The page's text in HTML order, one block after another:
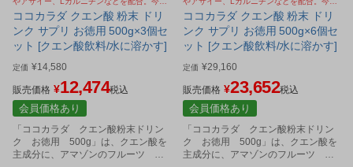
SNSで話題のクエン酸 ババアの粉
ココカラダ クエン酸 粉末 ドリ
ンク サプリ お徳用 500g×3個セ
ット [クエン酸飲料/水に溶かす]
定価 ¥14,580
販売価格 ¥12,474税込
会員価格あり
「ココカラダ クエン酸粉末ドリン
ク お徳用 500g」は、クエン酸を
主成分に、アマゾンのフルーツ ア
SNSで話題のクエン酸 ババアの粉
ココカラダ クエン酸 粉末 ドリ
ンク サプリ お徳用 500g×6個セ
ット [クエン酸飲料/水に溶かす]
定価 ¥29,160
販売価格 ¥23,652税込
会員価格あり
「ココカラダ クエン酸粉末ドリン
ク お徳用 500g」は、クエン酸を
主成分に、アマゾンのフルーツ ア